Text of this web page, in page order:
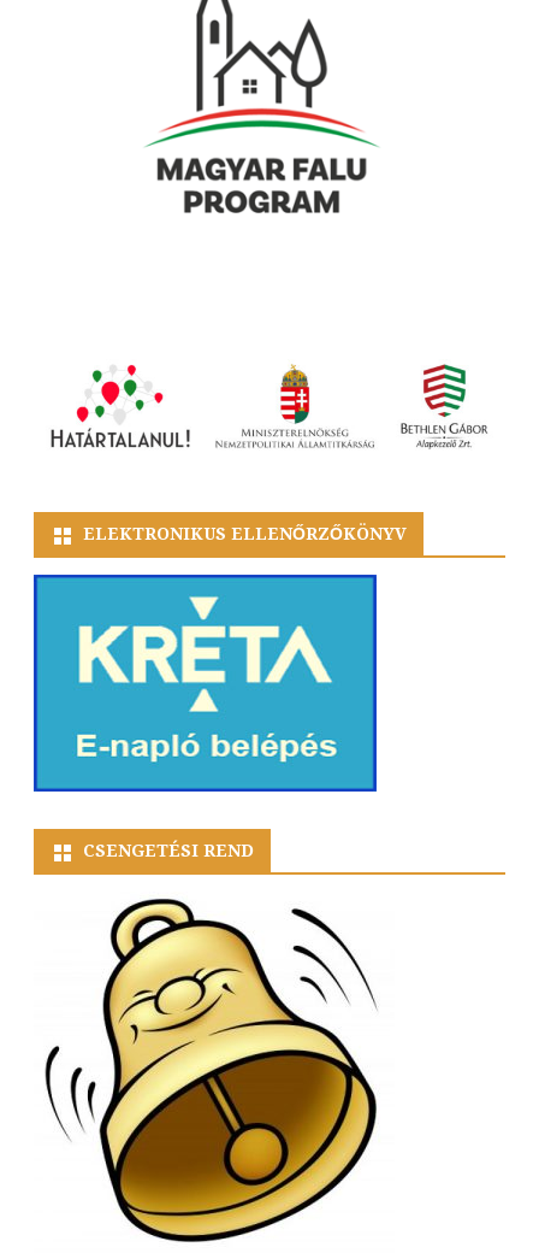
ELEKTRONIKUS ELLENŐRZŐKÖNYV
CSENGETÉSI REND